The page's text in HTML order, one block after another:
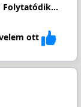
Folytatódik...
ott